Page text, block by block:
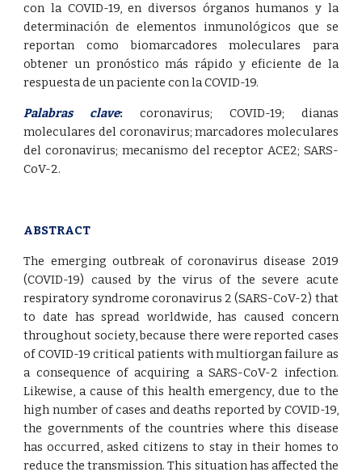
con la COVID-19, en diversos órganos humanos y la
determinación de elementos inmunológicos que se
reportan como biomarcadores moleculares para
obtener un pronóstico más rápido y eficiente de la
respuesta de un paciente con la COVID-19.
Palabras clave:coronavirus; COVID-19; dianas
moleculares del coronavirus; marcadores moleculares
del coronavirus; mecanismo del receptor ACE2; SARS-
CoV-2.
ABSTRACT
The emerging outbreak of coronavirus disease 2019
(COVID-19) caused by the virus of the severe acute
respiratory syndrome coronavirus 2 (SARS-CoV-2) that
to date has spread worldwide, has caused concern
throughout society, because there were reported cases
of COVID-19 critical patients with multiorgan failure as
a consequence of acquiring a SARS-CoV-2 infection.
Likewise, a cause of this health emergency, due to the
high number of cases and deaths reported by COVID-19,
the governments of the countries where this disease
has occurred, asked citizens to stay in their homes to
reduce the transmission. This situation has affected the